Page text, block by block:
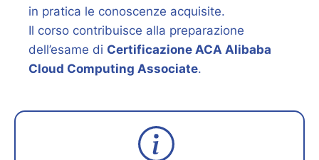
in pratica le conoscenze acquisite.
Il corso contribuisce alla preparazione
dell’esame di Certificazione ACA Alibaba
Cloud Computing Associate.